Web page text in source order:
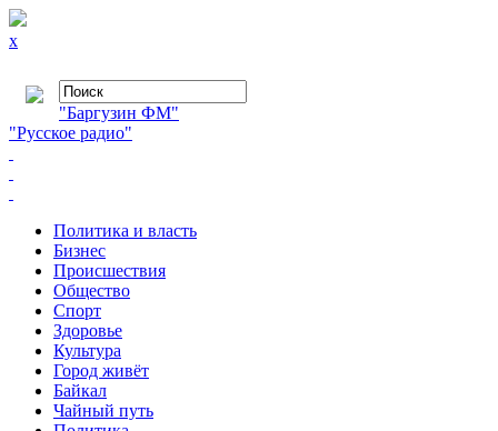
x
"Баргузин ФМ"
"Русское радио"
Политика и власть
Бизнес
Происшествия
Общество
Cпорт
Здоровье
Культура
Город живёт
Байкал
Чайный путь